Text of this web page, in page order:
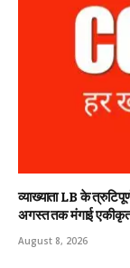
व्याख्याता LB के
अगस्त तक मंगाई
August 8, 2026